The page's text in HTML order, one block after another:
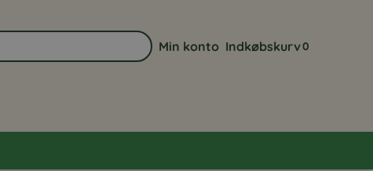
Gå til min kontoside
Min konto
Se din
Indkøbskurv0